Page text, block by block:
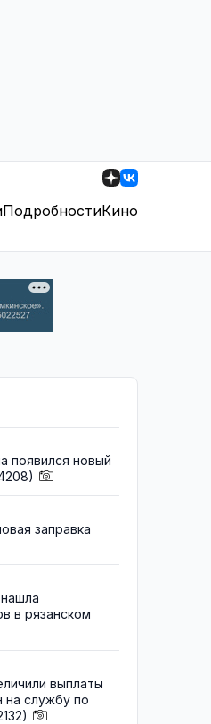
ПодробностиКино
появился новый
заправка
в рязанском
выплаты
на службу по